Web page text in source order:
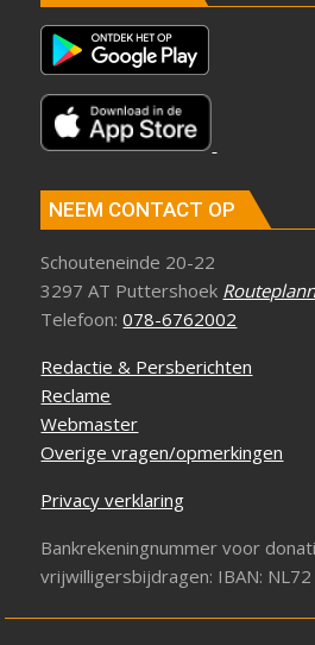
NEEM CONTACT OP
Schouteneinde 20-22
3297 AT Puttershoek
Telefoon:078-6762002
Redactie & Persberichten
Reclame
Webmaster
Overige vragen/opmerkingen
Privacy verklaring
Bankrekeningnummer voor
vrijwilligersbijdragen: IBAN: